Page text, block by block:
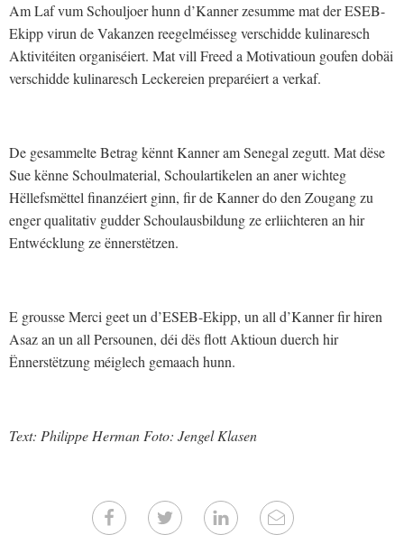
Am Laf vum Schouljoer hunn d’Kanner zesumme mat der ESEB-
Ekipp virun de Vakanzen reegelméisseg verschidde kulinaresch
Aktivitéiten organiséiert. Mat vill Freed a Motivatioun goufen dobäi
verschidde kulinaresch Leckereien preparéiert a verkaf.
De gesammelte Betrag kënnt Kanner am Senegal zegutt. Mat dëse
Sue kënne Schoulmaterial, Schoulartikelen an aner wichteg
Hëllefsmëttel finanzéiert ginn, fir de Kanner do den Zougang zu
enger qualitativ gudder Schoulausbildung ze erliichteren an hir
Entwécklung ze ënnerstëtzen.
E grousse Merci geet un d’ESEB-Ekipp, un all d’Kanner fir hiren
Asaz an un all Persounen, déi dës flott Aktioun duerch hir
Ënnerstëtzung méiglech gemaach hunn.
Text: Philippe Herman Foto: Jengel Klasen